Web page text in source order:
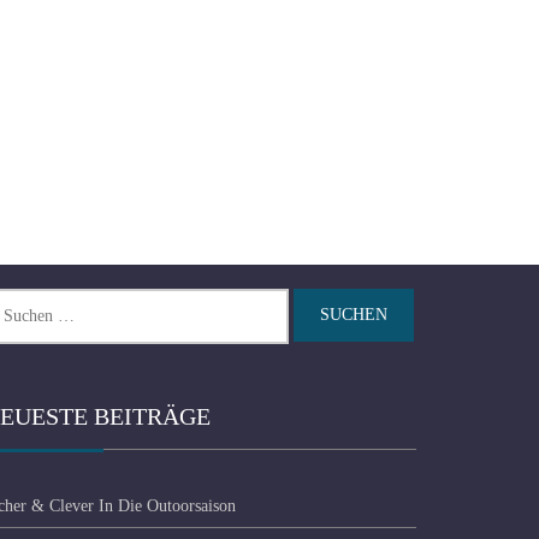
BEITRÄGE
& Clever In Die Outoorsaison